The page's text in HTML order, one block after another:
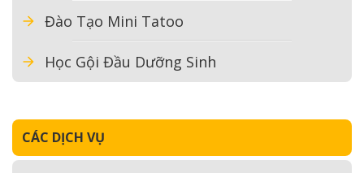
Đào Tạo Mini Tatoo
Học Gội Đầu Dưỡng Sinh
CÁC DỊCH VỤ